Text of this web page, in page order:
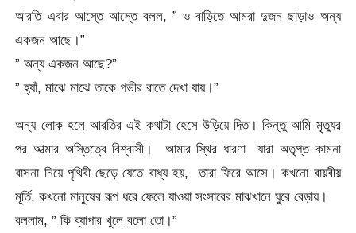
আরতি এবার আস্তে আস্তে বলল, ” ও বাড়িতে আমরা দুজন ছাড়াও অন্য
একজন আছে।”
” অন্য একজন আছে?”
” হ্যাঁ, মাঝে মাঝে তাকে গভীর রাতে দেখা যায়।”
অন্য লোক হলে আরতির এই কথাটা হেসে উড়িয়ে দিত। কিন্তু আমি মৃত্যুর
পর আত্মার অস্তিত্বে বিশ্বাসী। আমার স্থির ধারণা যারা অতৃপ্ত কামনা
বাসনা নিয়ে পৃথিবী ছেড়ে যেতে বাধ্য হয়, তারা ফিরে আসে। কখনো বায়বীয়
মূর্তি, কখনো মানুষের রূপ ধরে ফেলে যাওয়া সংসারের মাঝখানে ঘুরে বেড়ায়।
বললাম, ” কি ব্যাপার খুলে বলো তো।”